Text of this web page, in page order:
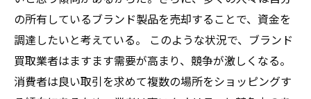
の所有しているブランド製品を売却することで、資金を
調達したいと考えている。 このような状況で、ブランド
買取業者はますます需要が高まり、競争が激しくなる。
消費者は良い取引を求めて複数の場所をショッピングす